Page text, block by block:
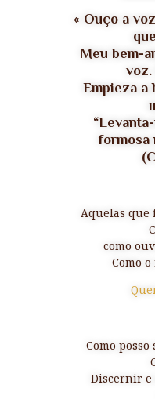
« Ouço a
Meu bem-
voz.
Empieza a
formosa
Aquelas que
como
Como
Como
Discernir e